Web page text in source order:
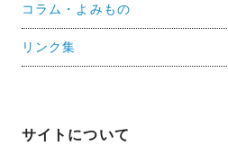
コラム・よみもの
リンク集
サイトについて